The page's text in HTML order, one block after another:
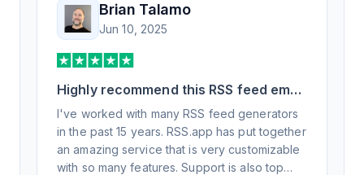
Brian Talamo
Jun 10, 2025
Highly recommend this RSS feed email
/ widget generator service.
I've worked with many RSS feed generators
in the past 15 years. RSS.app has put together
an amazing service that is very customizable
with so many features. Support is also top